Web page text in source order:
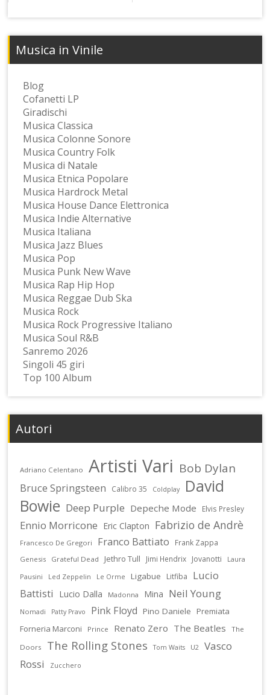
Musica in Vinile
Blog
Cofanetti LP
Giradischi
Musica Classica
Musica Colonne Sonore
Musica Country Folk
Musica di Natale
Musica Etnica Popolare
Musica Hardrock Metal
Musica House Dance Elettronica
Musica Indie Alternative
Musica Italiana
Musica Jazz Blues
Musica Pop
Musica Punk New Wave
Musica Rap Hip Hop
Musica Reggae Dub Ska
Musica Rock
Musica Rock Progressive Italiano
Musica Soul R&B
Sanremo 2026
Singoli 45 giri
Top 100 Album
Autori
Adriano Celentano Artisti Vari Bob Dylan
Bruce Springsteen Calibro 35 Coldplay
David
Bowie Deep Purple Depeche Mode Elvis Presley
Ennio Morricone Eric Clapton Fabrizio de Andrè
Francesco De Gregori Franco Battiato Frank Zappa
Genesis Grateful Dead Jethro Tull Jimi Hendrix Jovanotti
Laura
Pausini
Led Zeppelin Le Orme Ligabue Litfiba
Lucio
Battisti
Lucio Dalla Madonna Mina Neil Young
Nomadi Patty Pravo Pink Floyd Pino Daniele
Premiata
Forneria Marconi
Prince Renato Zero The Beatles
The
Doors
The Rolling Stones Tom Waits U2
Vasco
Rossi
Zucchero